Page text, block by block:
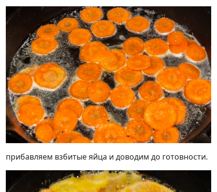
прибавляем взбитые яйца и доводим до готовности.